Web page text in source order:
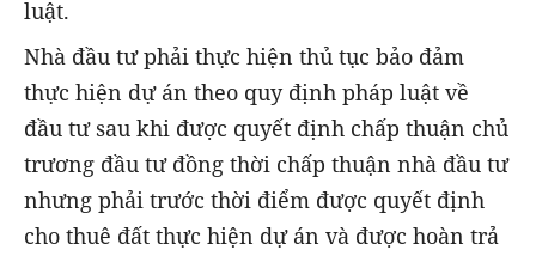
luật.
Nhà đầu tư phải thực hiện thủ tục bảo đảm
thực hiện dự án theo quy định pháp luật về
đầu tư sau khi được quyết định chấp thuận chủ
trương đầu tư đồng thời chấp thuận nhà đầu tư
nhưng phải trước thời điểm được quyết định
cho thuê đất thực hiện dự án và được hoàn trả